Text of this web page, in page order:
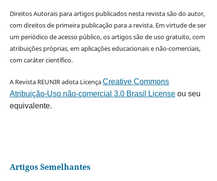
Direitos Autorais para artigos publicados nesta revista são do autor,
com direitos de primeira publicação para a revista. Em virtude de ser
um periódico de acesso público, os artigos são de uso gratuito, com
atribuições próprias, em aplicações educacionais e não-comerciais,
com caráter científico.
A Revista REUNIR adota LicençaCreative Commons
Atribuição-Uso não-comercial 3.0 Brasil Licenseou seu
equivalente.
Artigos Semelhantes